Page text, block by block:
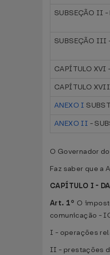
SUBSEÇÃO II -
SUBSEÇÃO III -
CAPÍTULO XVI
CAPÍTULO
ANEXO I
ANEXO II -
O Governador
Faz saber que a
CAPÍTULO I -
Art. 1º O
comunicação -
I - operações
II - prestações